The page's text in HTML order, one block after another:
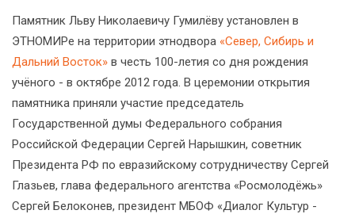
Памятник Льву Николаевичу Гумилёву установлен в
ЭТНОМИРе на территории этнодвора «Север, Сибирь и
Дальний Восток» в честь 100-летия со дня рождения
учёного - в октябре 2012 года. В церемонии открытия
памятника приняли участие председатель
Государственной думы Федерального собрания
Российской Федерации Сергей Нарышкин, советник
Президента РФ по евразийскому сотрудничеству Сергей
Глазьев, глава федерального агентства «Росмолодёжь»
Сергей Белоконев, президент МБОФ «Диалог Культур -